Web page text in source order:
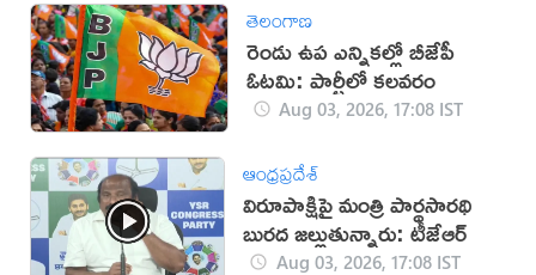
తెలంగాణ
రెండు ఉప ఎన్నికల్లో బీజేపీ
ఓటమి: పార్టీలో కలవరం
Aug 03, 2026, 17:08 IST
ఆంధ్రప్రదేశ్
విరూపాక్షిపై మంత్రి పార్థసారథి
బురద జల్లుతున్నారు: టీజేఆర్
Aug 03, 2026, 17:08 IST